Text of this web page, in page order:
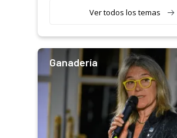
variedades que marcan un
salto tecnológico en genética y
Ver todos los temas
Ganadería